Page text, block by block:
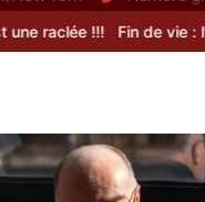
!!! Fin de vie :